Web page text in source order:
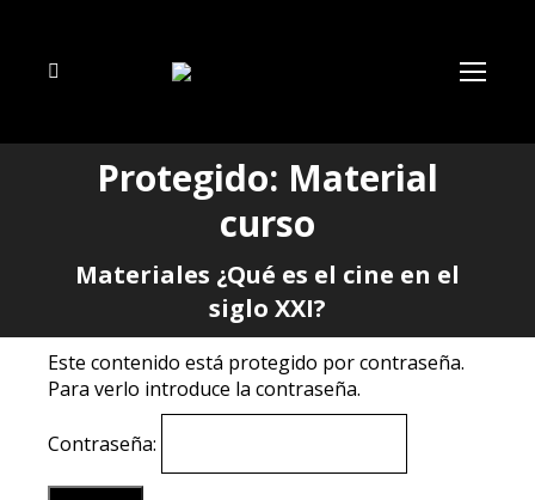
Buscar:
Protegido: Material
curso
Materiales ¿Qué es el cine en el
siglo XXI?
Estás aquí:
Este contenido está protegido por contraseña.
Para verlo introduce la contraseña.
Contraseña: